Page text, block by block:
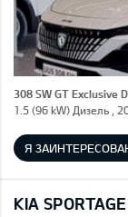
308 SW GT Exclusive
1.5 (96 kW) Дизель ,
Я
KIA